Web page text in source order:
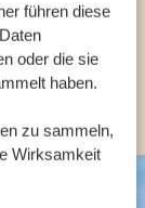
führen diese
oder die sie
haben.
zu sammeln,
Wirksamkeit